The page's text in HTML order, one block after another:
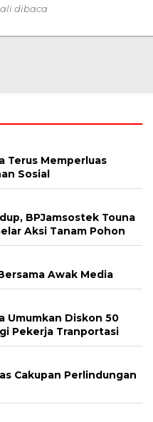
dibaca
Terus Memperluas
Sosial
BPJamsostek Touna
Aksi Tanam Pohon
Awak Media
Umumkan Diskon 50
Pekerja Tranportasi
Cakupan Perlindungan